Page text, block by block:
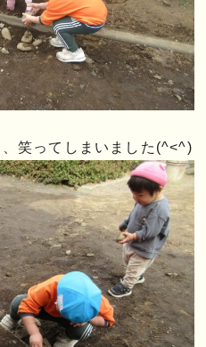
笑ってしまいました(^<^)